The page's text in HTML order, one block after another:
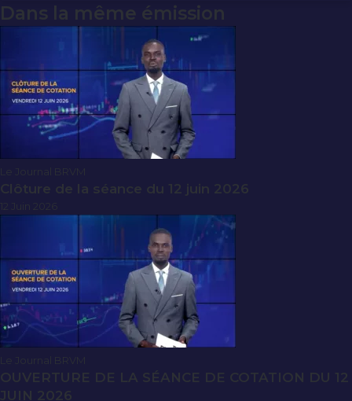
Dans la même émission
Le Journal BRVM
Clôture de la séance du 12 juin 2026
Le Journal BRVM
OUVERTURE DE LA SÉANCE DE COTATION DU 12
JUIN 2026